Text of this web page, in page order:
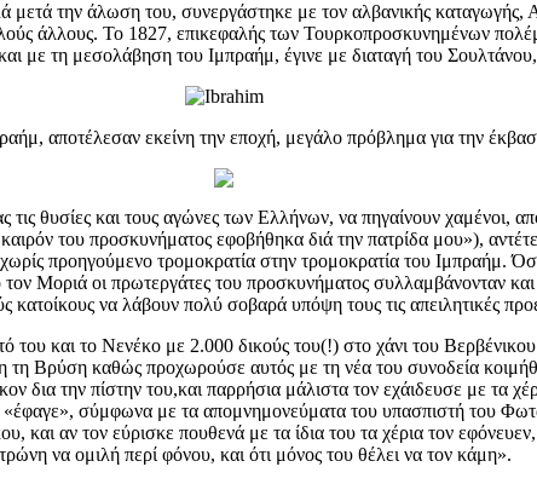
μετά την άλωση του, συνεργάστηκε με τον αλβανικής
άλλους. Το 1827, επικεφαλής των Τουρκοπροσκυνημένων
με τη μεσολάβηση του Ιμπραήμ, έγινε με διαταγή του
αποτέλεσαν εκείνη την εποχή, μεγάλο πρόβλημα για την
τις θυσίες και τους αγώνες των Ελλήνων, να πηγαίνουν
του προσκυνήματος εφοβήθηκα διά την πατρίδα μου»),
προηγούμενο τρομοκρατία στην τρομοκρατία του Ιμπραήμ.
Μοριά οι πρωτεργάτες του προσκυνήματος συλλαμβάνονταν
κατοίκους να λάβουν πολύ σοβαρά υπόψη τους τις απειλητικές
του και το Νενέκο με 2.000 δικούς του(!) στο χάνι του
Βρύση καθώς προχωρούσε αυτός με τη νέα του συνοδεία
δια την πίστην του,και παρρήσια μάλιστα τον εχάιδευσε με
«έφαγε», σύμφωνα με τα απομνημονεύματα του υπασπιστή του
και αν τον εύρισκε πουθενά με τα ίδια του τα χέρια τον
να ομιλή περί φόνου, και ότι μόνος του θέλει να τον κάμη».